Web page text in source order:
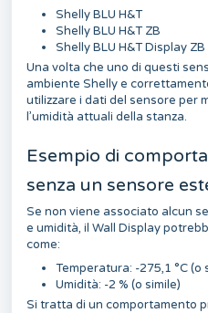
Shelly BLU H&T
Shelly BLU H&T ZB
Shelly BLU H&T Display ZB
Una volta che uno di questi
ambiente Shelly e
utilizzare i dati del sensore per
l’umidità attuali della stanza.
Esempio di
senza un sensore
Se non viene associato alcun
e umidità, il Wall Display
come:
Temperatura: -275,1 °C (o
Umidità: -2 % (o simile)
Si tratta di un comportamento